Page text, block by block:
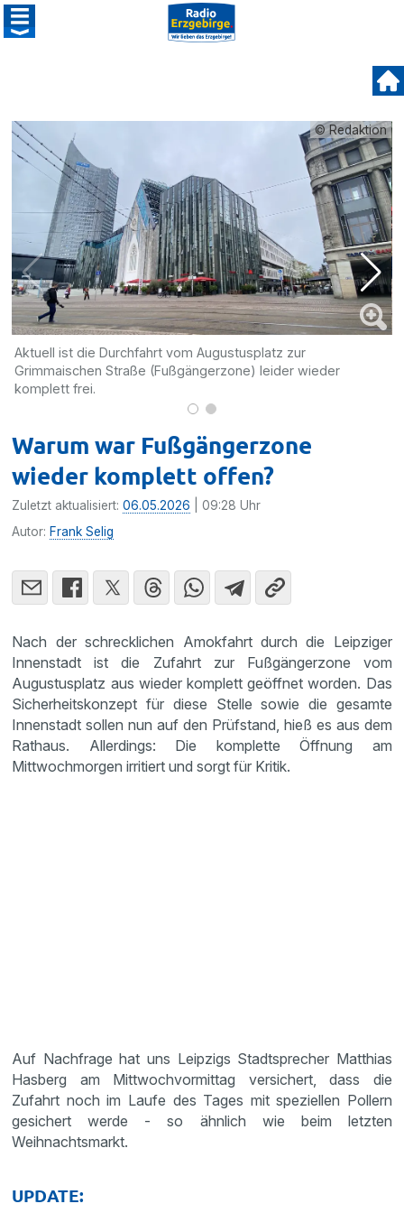
© Redaktion
Aktuell ist die Durchfahrt vom Augustusplatz zur
Grimmaischen Straße (Fußgängerzone) leider wieder
komplett frei.
Warum war Fußgängerzone
wieder komplett offen?
Zuletzt aktualisiert:06.05.2026 | 09:28 Uhr
Autor: Frank Selig
Nach der schrecklichen Amokfahrt durch die Leipziger
Innenstadt ist die Zufahrt zur Fußgängerzone vom
Augustusplatz aus wieder komplett geöffnet worden. Das
Sicherheitskonzept für diese Stelle sowie die gesamte
Innenstadt sollen nun auf den Prüfstand, hieß es aus dem
Rathaus. Allerdings: Die komplette Öffnung am
Mittwochmorgen irritiert und sorgt für Kritik.
Auf Nachfrage hat uns Leipzigs Stadtsprecher Matthias
Hasberg am Mittwochvormittag versichert, dass die
Zufahrt noch im Laufe des Tages mit speziellen Pollern
gesichert werde - so ähnlich wie beim letzten
Weihnachtsmarkt.
UPDATE: